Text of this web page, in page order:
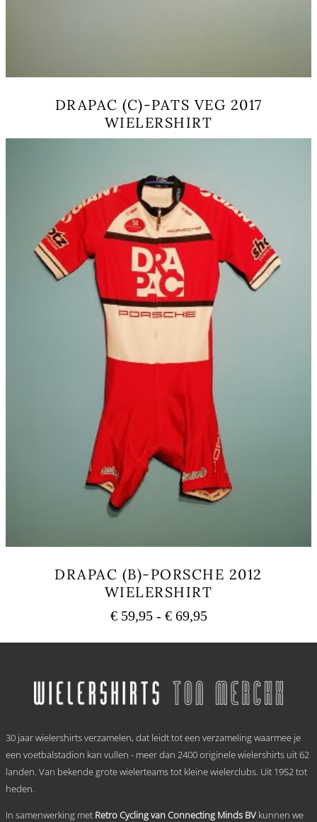
DRAPAC (C)-PATS VEG 2017
WIELERSHIRT
meerdere
variaties.
Deze
optie
kan
gekozen
worden
op
de
productpagina
DRAPAC (B)-PORSCHE 2012
WIELERSHIRT
€59,95 - €69,95Prijsklasse:
tot
variaties.
Deze
gekozen
worden
de
30 jaar wielershirts verzamelen, dat leidt tot een verzameling waarmee je
een voetbalstadion kan vullen - meer dan 2400 originele wielershirts uit 62
landen. Van bekende grote wielerteams tot kleine wielerclubs. Uit 1952 tot
heden.
In samenwerking met Retro Cycling van Connecting Minds BV kunnen we